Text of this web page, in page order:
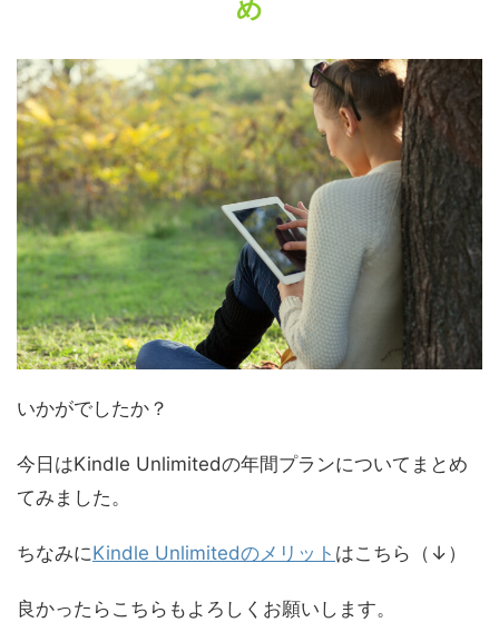
め
いかがでしたか？
今日はKindle Unlimitedの年間プランについてまとめ
てみました。
ちなみにKindle Unlimitedのメリット はこちら（↓）
良かったらこちらもよろしくお願いします。